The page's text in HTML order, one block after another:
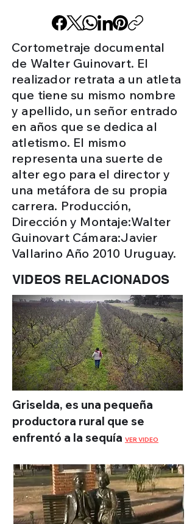
Cortometraje documental
de Walter Guinovart. El
realizador retrata a un atleta
que tiene su mismo nombre
y apellido, un señor entrado
en años que se dedica al
atletismo. El mismo
representa una suerte de
alter ego para el director y
una metáfora de su propia
carrera. Producción,
Dirección y Montaje:Walter
Guinovart Cámara:Javier
Vallarino Año 2010 Uruguay.
VIDEOS RELACIONADOS
Griselda, es una pequeña
productora rural que se
enfrentó a la sequía VER VIDEO